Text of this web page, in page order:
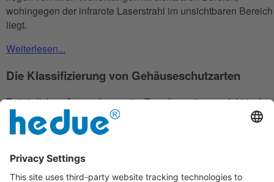
wohingegen der infrarote Laserstrahl im unsichtbaren Bereich
liegt.
Weiterlesen...
Die Klassifizierung von Gehäuseschutzarten
Bei täglichen Anwendungen im Baualtag müssen elektrische
und elektronische Geräte erschwerten Umweltbedingungen
standhalten. Um die Beschaffeinheit von Geräten bzw. deren
Codierung herangezogen. Die IP-Schutzklassen
(International Protection Codes) setzen sich neben dem IP